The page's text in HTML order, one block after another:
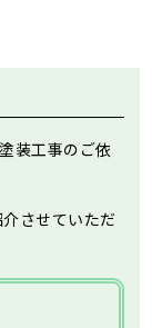
装工事のご依
させていただ